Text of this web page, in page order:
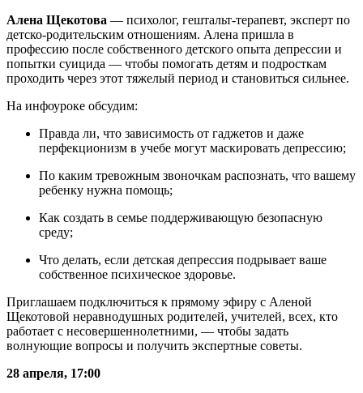
Алена Щекотова — психолог, гештальт-терапевт, эксперт по
детско-родительским отношениям. Алена пришла в
профессию после собственного детского опыта депрессии и
попытки суицида — чтобы помогать детям и подросткам
проходить через этот тяжелый период и становиться сильнее.
На инфоуроке обсудим:
Правда ли, что зависимость от гаджетов и даже
перфекционизм в учебе могут маскировать депрессию;
По каким тревожным звоночкам распознать, что вашему
ребенку нужна помощь;
Как создать в семье поддерживающую безопасную
среду;
Что делать, если детская депрессия подрывает ваше
собственное психическое здоровье.
Приглашаем подключиться к прямому эфиру с Аленой
Щекотовой неравнодушных родителей, учителей, всех, кто
работает с несовершеннолетними, — чтобы задать
волнующие вопросы и получить экспертные советы.
28 апреля, 17:00